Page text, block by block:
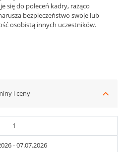
się do poleceń kadry, rażąco
bezpieczeństwo swoje lub
osobistą innych uczestników.
i ceny
1
- 07.07.2026